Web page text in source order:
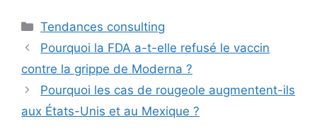
Catégories
Tendances consulting
Pourquoi la FDA a-t-elle refusé le vaccin
contre la grippe de Moderna ?
Pourquoi les cas de rougeole augmentent-ils
aux États-Unis et au Mexique ?